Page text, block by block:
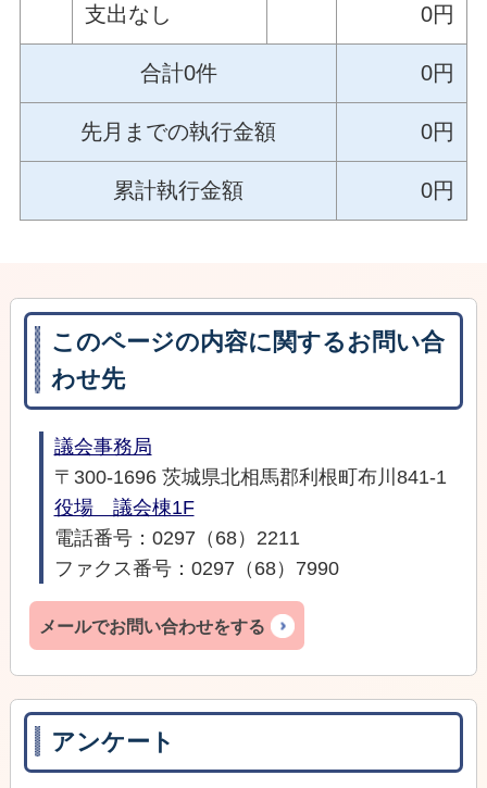
支出なし 0円
合計0件 0円
先月までの執行金額 0円
累計執行金額 0円
このページの内容に関するお問い合
わせ先
議会事務局
〒300-1696 茨城県北相馬郡利根町布川841-1
役場 議会棟1F
電話番号：0297（68）2211
ファクス番号：0297（68）7990
メールでお問い合わせをする
アンケート